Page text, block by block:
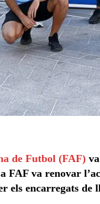
de Futbol (FAF)
FAF va renovar
els encarregats